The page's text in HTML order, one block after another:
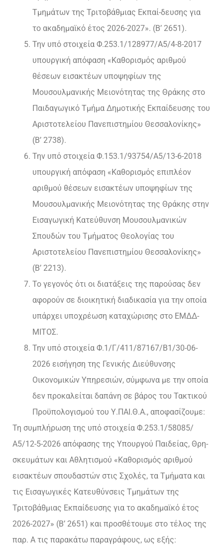
Τμημάτων της Τριτοβάθμιας Εκπαί-δευσης για
το ακαδημαϊκό έτος 2026-2027». (Β’ 2651).
Την υπό στοιχεία Φ.253.1/128977/Α5/4-8-2017
υπουργική απόφαση «Καθορισμός αριθμού
θέσεων εισακτέων υποψηφίων της
Μουσουλμανικής Μειονότητας της Θράκης στο
Παιδαγωγικό Τμήμα Δημοτικής Εκπαίδευσης του
Αριστοτελείου Πανεπιστημίου Θεσσαλονίκης»
(Β’ 2738).
Την υπό στοιχεία Φ.153.1/93754/Α5/13-6-2018
υπουργική απόφαση «Καθορισμός επιπλέον
αριθμού θέσεων εισακτέων υποψηφίων της
Μουσουλμανικής Μειονότητας της Θράκης στην
Εισαγωγική Κατεύθυνση Μουσουλμανικών
Σπουδών του Τμήματος Θεολογίας του
Αριστοτελείου Πανεπιστημίου Θεσσαλονίκης»
(Β’ 2213).
Το γεγονός ότι οι διατάξεις της παρούσας δεν
αφορούν σε διοικητική διαδικασία για την οποία
υπάρχει υποχρέωση καταχώρισης στο ΕΜΔΔ-
ΜΙΤΟΣ.
Την υπό στοιχεία Φ.1/Γ/411/87167/Β1/30-06-
2026 εισήγηση της Γενικής Διεύθυνσης
Οικονομικών Υπηρεσιών, σύμφωνα με την οποία
δεν προκαλείται δαπάνη σε βάρος του Τακτικού
Προϋπολογισμού του Υ.ΠΑΙ.Θ.Α., αποφασίζουμε:
Τη συμπλήρωση της υπό στοιχεία Φ.253.1/58085/
Α5/12-5-2026 απόφασης της Υπουργού Παιδείας, Θρη-
σκευμάτων και Αθλητισμού «Καθορισμός αριθμού
εισακτέων σπουδαστών στις Σχολές, τα Τμήματα και
τις Εισαγωγικές Κατευθύνσεις Τμημάτων της
Τριτοβάθμιας Εκπαίδευσης για το ακαδημαϊκό έτος
2026-2027» (Β’ 2651) και προσθέτουμε στο τέλος της
παρ. Α τις παρακάτω παραγράφους, ως εξής: